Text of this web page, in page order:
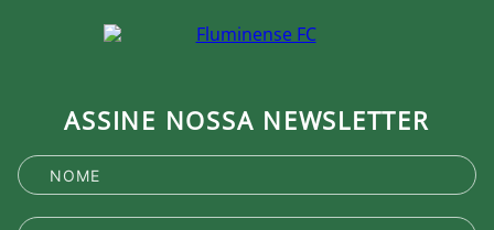
ASSINE NOSSA NEWSLETTER